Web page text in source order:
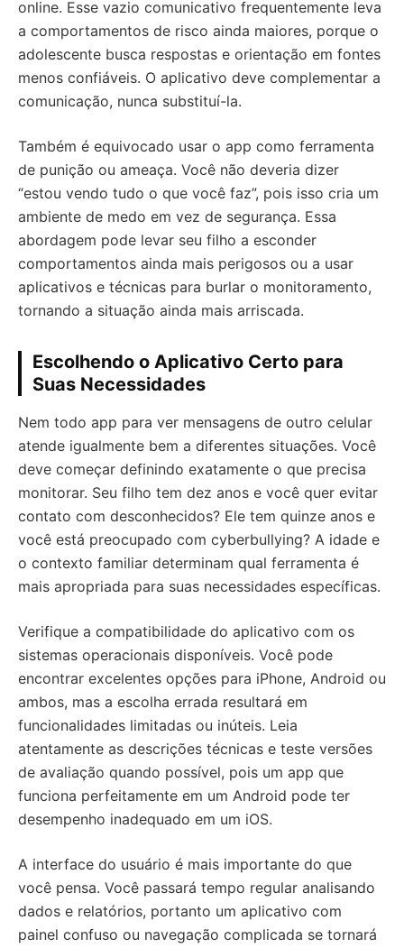
online. Esse vazio comunicativo frequentemente leva
a comportamentos de risco ainda maiores, porque o
adolescente busca respostas e orientação em fontes
menos confiáveis. O aplicativo deve complementar a
comunicação, nunca substituí-la.
Também é equivocado usar o app como ferramenta
de punição ou ameaça. Você não deveria dizer
“estou vendo tudo o que você faz”, pois isso cria um
ambiente de medo em vez de segurança. Essa
abordagem pode levar seu filho a esconder
comportamentos ainda mais perigosos ou a usar
aplicativos e técnicas para burlar o monitoramento,
tornando a situação ainda mais arriscada.
Escolhendo o Aplicativo Certo para
Suas Necessidades
Nem todo app para ver mensagens de outro celular
atende igualmente bem a diferentes situações. Você
deve começar definindo exatamente o que precisa
monitorar. Seu filho tem dez anos e você quer evitar
contato com desconhecidos? Ele tem quinze anos e
você está preocupado com cyberbullying? A idade e
o contexto familiar determinam qual ferramenta é
mais apropriada para suas necessidades específicas.
Verifique a compatibilidade do aplicativo com os
sistemas operacionais disponíveis. Você pode
encontrar excelentes opções para iPhone, Android ou
ambos, mas a escolha errada resultará em
funcionalidades limitadas ou inúteis. Leia
atentamente as descrições técnicas e teste versões
de avaliação quando possível, pois um app que
funciona perfeitamente em um Android pode ter
desempenho inadequado em um iOS.
A interface do usuário é mais importante do que
você pensa. Você passará tempo regular analisando
dados e relatórios, portanto um aplicativo com
painel confuso ou navegação complicada se tornará